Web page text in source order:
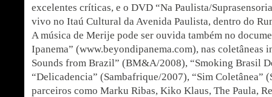
excelentes críticas, e o DVD “Na Paulista/
vivo no Itaú Cultural da Avenida Paulista, dentro do
A música de Merije pode ser ouvida também no
Ipanema” (www.beyondipanema.com), nas coletâneas
Sounds from Brazil” (BM&A/2008), “Smoking Brasil
“Delicadencia” (Sambafrique/2007), “Sim Coletânea”
parceiros como Marku Ribas, Kiko Klaus, The Paula,